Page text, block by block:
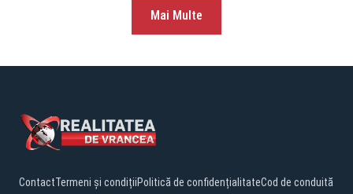
Mai Multe
ContactTermeni și condițiiPolitică de confidențialitateCod de conduită